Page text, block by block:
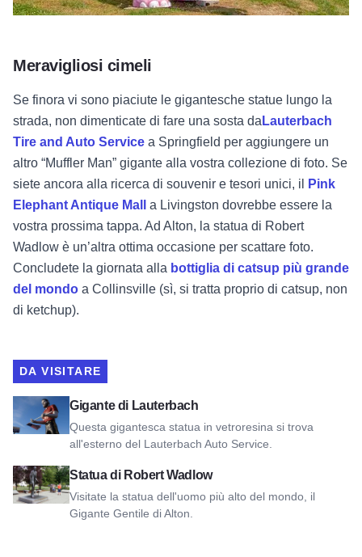
Meravigliosi cimeli
Se finora vi sono piaciute le gigantesche statue lungo la
strada, non dimenticate di fare una sosta da Lauterbach
Tire and Auto Service a Springfield per aggiungere un
altro “Muffler Man” gigante alla vostra collezione di foto. Se
siete ancora alla ricerca di souvenir e tesori unici, il
Pink
Elephant Antique Mall
a Livingston dovrebbe essere la
vostra prossima tappa. Ad Alton, la statua di Robert
Wadlow è un’altra ottima occasione per scattare foto.
Concludete la giornata alla bottiglia di catsup più grande
del mondo a Collinsville (sì, si tratta proprio di catsup, non
di ketchup).
DA VISITARE
Gigante di Lauterbach
Questa gigantesca statua in vetroresina si trova
all'esterno del Lauterbach Auto Service.
Visualizza il Gigante di Lauterbach
Statua di Robert Wadlow
Visitate la statua dell'uomo più alto del mondo, il
Gigante Gentile di Alton.
Guarda la statua di Robert Wadlow